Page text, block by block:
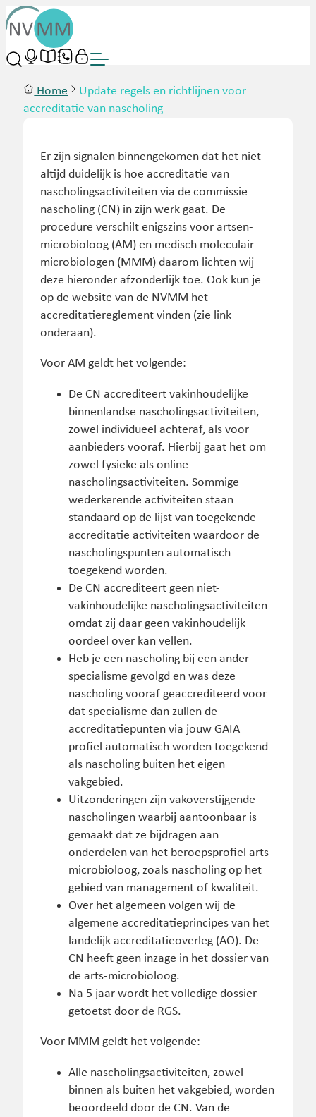
Home
Update regels en richtlijnen voor
accreditatie van nascholing
Er zijn signalen binnengekomen dat het niet
altijd duidelijk is hoe accreditatie van
nascholingsactiviteiten via de commissie
nascholing (CN) in zijn werk gaat. De
procedure verschilt enigszins voor artsen-
microbioloog (AM) en medisch moleculair
microbiologen (MMM) daarom lichten wij
deze hieronder afzonderlijk toe. Ook kun je
op de website van de NVMM het
accreditatiereglement vinden (zie link
onderaan).
Voor AM geldt het volgende:
De CN accrediteert vakinhoudelijke
binnenlandse nascholingsactiviteiten,
zowel individueel achteraf, als voor
aanbieders vooraf. Hierbij gaat het om
zowel fysieke als online
nascholingsactiviteiten. Sommige
wederkerende activiteiten staan
standaard op de lijst van toegekende
accreditatie activiteiten waardoor de
nascholingspunten automatisch
toegekend worden.
De CN accrediteert geen niet-
vakinhoudelijke nascholingsactiviteiten
omdat zij daar geen vakinhoudelijk
oordeel over kan vellen.
Heb je een nascholing bij een ander
specialisme gevolgd en was deze
nascholing vooraf geaccrediteerd voor
dat specialisme dan zullen de
accreditatiepunten via jouw GAIA
profiel automatisch worden toegekend
als nascholing buiten het eigen
vakgebied.
Uitzonderingen zijn vakoverstijgende
nascholingen waarbij aantoonbaar is
gemaakt dat ze bijdragen aan
onderdelen van het beroepsprofiel arts-
microbioloog, zoals nascholing op het
gebied van management of kwaliteit.
Over het algemeen volgen wij de
algemene accreditatieprincipes van het
landelijk accreditatieoverleg (AO). De
CN heeft geen inzage in het dossier van
de arts-microbioloog.
Na 5 jaar wordt het volledige dossier
getoetst door de RGS.
Voor MMM geldt het volgende:
Alle nascholingsactiviteiten, zowel
binnen als buiten het vakgebied, worden
beoordeeld door de CN. Van de